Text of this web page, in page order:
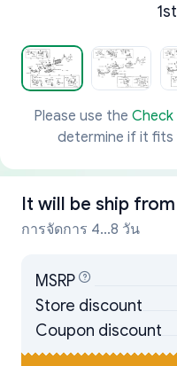
Please use the
determine if it fits
It will be ship from
การจัดการ 4...8 วัน
MSRP
Store discount
Coupon discount